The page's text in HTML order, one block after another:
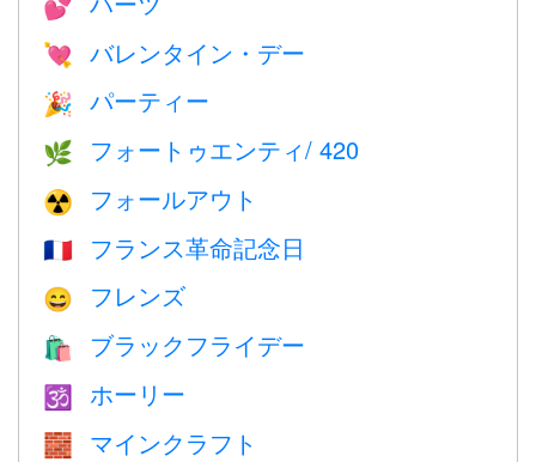
💕
💘 バレンタイン・デー
🎉 パーティー
🌿 フォートゥエンティ/ 420
☢️ フォールアウト
🇫🇷 フランス革命記念日
😄 フレンズ
🛍 ブラックフライデー
🕉 ホーリー
🧱 マインクラフト